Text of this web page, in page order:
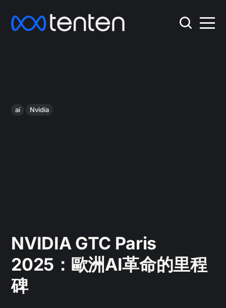
ai Nvidia
NVIDIA GTC Paris
2025：歐洲AI革命的里程
碑